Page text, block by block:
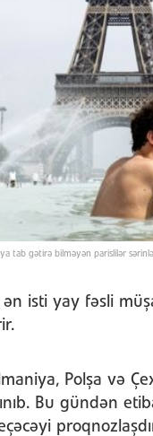
tab gətirə bilməyən parislilər
isti yay fəsli
Polşa və
Bu gündən